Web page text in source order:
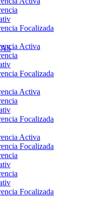
Focalizada
Activa
Focalizada
Activa
Focalizada
Activa
Focalizada
Focalizada